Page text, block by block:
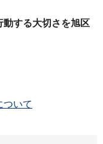
する大切さを旭区
ついて